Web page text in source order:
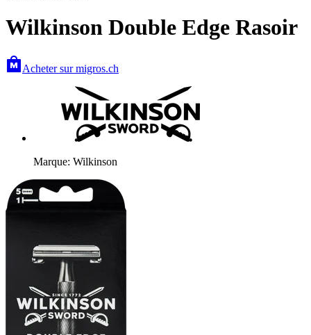
Wilkinson Double Edge Rasoir
Acheter sur migros.ch
Marque: Wilkinson